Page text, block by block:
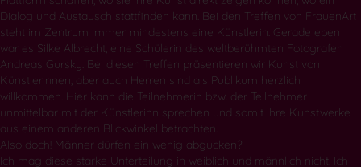
Dialog und Austausch stattfinden kann. Bei den Treffen von FrauenArt
steht im Zentrum immer mindestens eine Künstlerin. Gerade eben
war es Silke Albrecht, eine Schülerin des weltberühmten Fotografen
Andreas Gursky. Bei diesen Treffen präsentieren wir Kunst von
Künstlerinnen, aber auch Herren sind als Publikum herzlich
willkommen. Hier kann die Teilnehmerin bzw. der Teilnehmer
unmittelbar mit der Künstlerinn sprechen und somit ihre Kunstwerke
aus einem anderen Blickwinkel betrachten.
Also doch! Männer dürfen ein wenig abgucken?
Ich mag diese starke Unterteilung in weiblich und männlich nicht. Ich